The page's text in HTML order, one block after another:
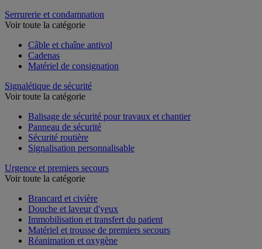
Serrurerie et condamnation
Voir toute la catégorie
Câble et chaîne antivol
Cadenas
Matériel de consignation
Signalétique de sécurité
Voir toute la catégorie
Balisage de sécurité pour travaux et chantier
Panneau de sécurité
Sécurité routière
Signalisation personnalisable
Urgence et premiers secours
Voir toute la catégorie
Brancard et civière
Douche et laveur d'yeux
Immobilisation et transfert du patient
Matériel et trousse de premiers secours
Réanimation et oxygène